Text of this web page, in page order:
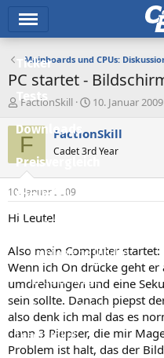
Ticker
Tests
Downloads
Preisvergleich
Forum
Aktuelles
Empfohlene Inhalte
Neue Beiträge
Neueste Aktivitäten
Leserartikel
Mainboards und CPUs:
PC startet -
E
s
e
e
FactionSkill
E
s
t
e
t
10. Januar 2009
F FactionSkill
Cadet 3rd Year
10. Januar 2009
Hi Leute!
Also mein Computer startet:
Wenn ich On drücke geht
umdrehungen und eine
sein sollte. Danach piepst
also denk ich mal das es
dann 3 Piepser, die mir
Problem ist halt, das der